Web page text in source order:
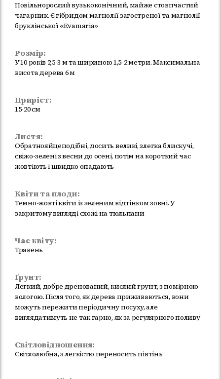
Повільнорослий вузькоконічний, майже стовпчастий
чагарник. Є гібридом магнолії загостреної та магнолії
бруклінської «Evamaria»
Розмір:
У 10 років 2,5-3 м та шириною 1,5-2 метри. Максимальна
висота дерева 6 м
Приріст:
15-20 см
Листя:
Обратнояйцеподібні, досить великі, злегка блискучі,
свіжо-зелені з весни до осені, потім на короткий час
жовтіють і швидко опадають
Квіти та плоди:
Темно-жовті квіти із зеленим відтінком зовні. У
закритому вигляді схожі на тюльпани
Час квіту:
Травень
Ґрунт:
Легкий, добре дренований, кислий грунт, з помірною
вологою. Після того, як дерева приживаються, вони
можуть пережити періодичну посуху, але
виглядатимуть не так гарно, як за регулярного поливу
Світловідношення:
Світлолюбна, з легкістю переносить півтінь